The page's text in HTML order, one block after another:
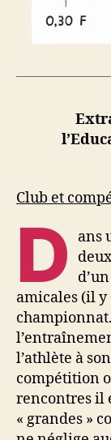
Club et
D
ans
amicales (il y
l’athlète à
compétition
rencontres il
« grandes »